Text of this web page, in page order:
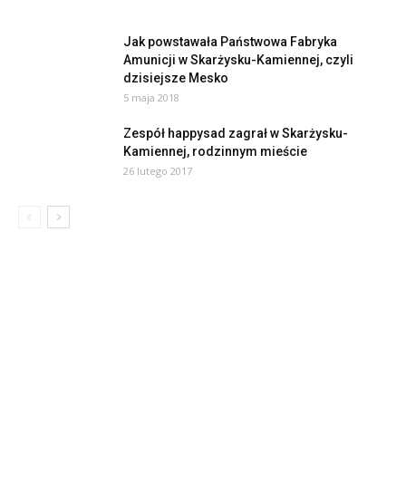
Jak powstawała Państwowa Fabryka
Amunicji w Skarżysku-Kamiennej, czyli
dzisiejsze Mesko
5 maja 2018
Zespół happysad zagrał w Skarżysku-
Kamiennej, rodzinnym mieście
26 lutego 2017